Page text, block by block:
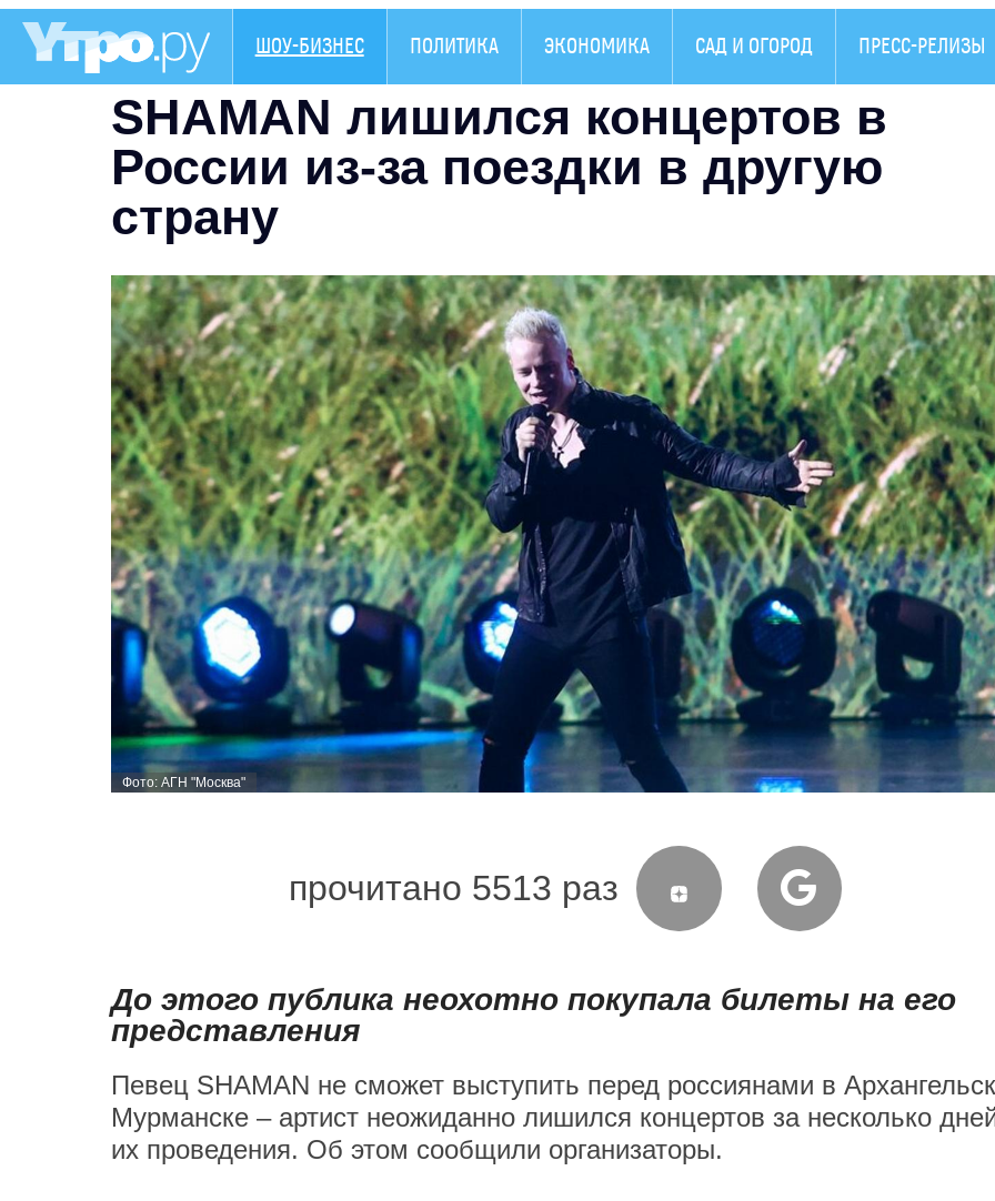
ШОУ-БИЗНЕС ПОЛИТИКА ЭКОНОМИКА САД И ОГОРОД ПРЕСС-РЕЛИЗЫ
SHAMAN лишился концертов в
России из-за поездки в другую
страну
Фото: АГН "Москва"
прочитано 5513 раз
До этого публика неохотно покупала билеты на его
представления
Певец SHAMAN не сможет выступить перед россиянами в
Мурманске – артист неожиданно лишился концертов за несколько
их проведения. Об этом сообщили организаторы.